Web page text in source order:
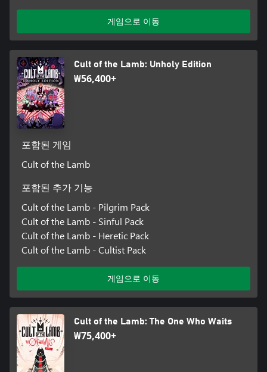
게임으로 이동
Cult of the Lamb: Unholy Edition
₩56,400+
포함된 게임
Cult of the Lamb
포함된 추가 기능
Cult of the Lamb - Pilgrim Pack
Cult of the Lamb - Sinful Pack
Cult of the Lamb - Heretic Pack
Cult of the Lamb - Cultist Pack
게임으로 이동
Cult of the Lamb: The One Who Waits
₩75,400+